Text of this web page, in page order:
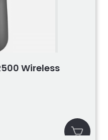
Wireless